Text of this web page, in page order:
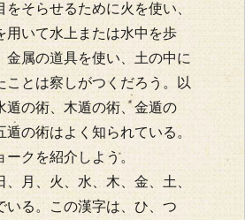
そらせるために火を使い、
用いて水上または水中を歩
金属の道具を使い、土の中に
ことは察しがつくだろう。以
遁の術、木遁の術、金遁の
の術はよく知られている。
クを紹介しよう。
、月、火、水、木、金、土、
いる。この漢字は、ひ、つ